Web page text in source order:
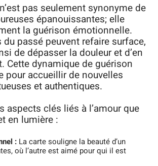
pas seulement synonyme de
épanouissantes; elle
la guérison émotionnelle.
du passé peuvent refaire surface,
de dépasser la douleur et d’en
Cette dynamique de guérison
pour accueillir de nouvelles
et authentiques.
aspects clés liés à l’amour que
en lumière :
: La carte souligne la beauté d’un
où l’autre est aimé pour qui il est